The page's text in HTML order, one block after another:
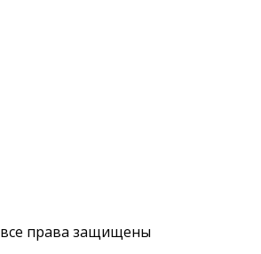
все права защищены